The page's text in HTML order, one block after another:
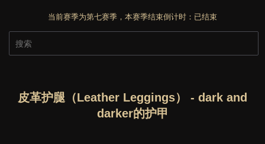
当前赛季为第七赛季，本赛季结束倒计时： 已结束
皮革护腿（Leather Leggings） - dark and
darker的护甲